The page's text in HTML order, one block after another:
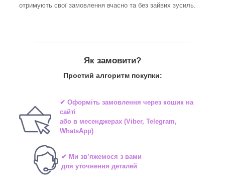
отримують свої замовлення вчасно та без зайвих зусиль.
Як замовити?
Простий алгоритм покупки:
✔ Оформіть замовлення через кошик на
сайті
або в месенджерах(Viber, Telegram,
WhatsApp)
✔ Ми зв’яжемося з вами
для уточнення деталей